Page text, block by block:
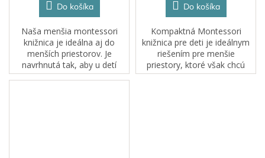
Do košíka
Naša menšia montessori
knižnica je ideálna aj do
menších priestorov. Je
navrhnutá tak, aby u detí
stimulovala nezávislosť a
Do košíka
Kompaktná Montessori
knižnica pre deti je ideálnym
riešením pre menšie
priestory, ktoré však chcú
ponúknuť veľkú radosť z